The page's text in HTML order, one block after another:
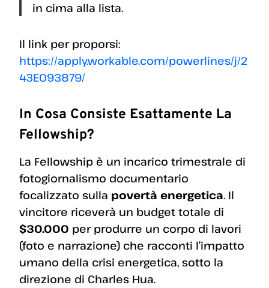
in cima alla lista.
Il link per proporsi:
https://apply.workable.com/powerlines/j/2
43E093879/
In Cosa Consiste Esattamente La
Fellowship?
La Fellowship è un incarico trimestrale di
fotogiornalismo documentario
focalizzato sulla povertà energetica. Il
vincitore riceverà un budget totale di
$30.000 per produrre un corpo di lavori
(foto e narrazione) che racconti l’impatto
umano della crisi energetica, sotto la
direzione di Charles Hua.